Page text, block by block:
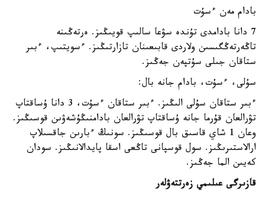
بادام مەن ءسۇت
7 دانا بادامدى تۇندە سۋعا سالىپ قويىڭىز. ەرتەڭىنە
تاڭەرتەڭگىسىن ولاردى قابىعىنان تازارتىڭىز. ءسويتىپ، ءبىر
ستاقان جىلى سۇتپەن جەڭىز.
سۇلى، ءسۇت، بادام جانە بال:
ءبىر ستاقان سۇلى الىڭىز. ءبىر ستاقان ءسۇت، 3 دانا ۇساقتاپ
تۋرالعان قۇرما جانە ۇساقتاپ تۋرالعان بادامنىڭۇشەۋىن قوسىڭىز.
وعان 1 شاي قاسىق بال قوسىڭىز. سونىڭ ءبارىن جاقسىلاپ
ارالاستىرىڭىز. سول قوسپانى تاڭعى اسقا پايدالانىڭىز. سودان
كەيىن الما جەڭىز.
قازىرگى عىلىمي زەرتتەۋلەر